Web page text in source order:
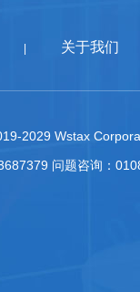
关于我们
2029 Wstax
问题咨询：